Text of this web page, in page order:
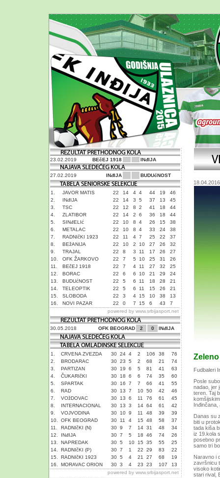
23.02.2019 BEčEJ 1918 INđIJA
27.02.2019 INđIJA BUDUćNOST
1. JAVOR MATIS 22 14 4 4 44 19
46
2.
INđIJA 22 14 3 5 37 13
45
3.
TSC 22 12 8 2 41 18
44
4.
ZLATIBOR 22 14 2 6 36 18
44
5.
SINđELIć 22 10 8 4 26 15
38
6.
METALAC 22 10 8 4 33 24
38
7.
RADNIčKI 1923 22 11 4 7 25 22
37
8.
BEžANIJA 22 10 2 10 27 26
32
9.
TRAJAL 22 8 3 11 17 26
27
10.
OFK ŽARKOVO 22 7 5 10 25 31
26
11.
BEčEJ 1918 22 7 4 11 27 32
25
12.
BORAC 22 6 6 10 21 29
24
13.
BUDUćNOST 22 5 6 11 18 28
21
14.
TELEOPTIK 22 5 6 11 15 26
21
15.
SLOBODA 22 3 4 15 10 38
13
16.
NOVI PAZAR 22 0 7 15 6 43
7
powered by www.srbijasport.net
30.05.2018 OFK BEOGRAD 2 0 INđIJA
1. CRVENA ZVEZDA 30 24 4 2 106 38
76
2.
BRODARAC 30 23 5 2 68 21
74
3.
PARTIZAN 30 19 6 5 81 41
63
4.
ČUKARIčKI 30 18 6 6 74 35
60
5.
SPARTAK 30 16 7 7 66 41
55
6.
RAD 30 13 7 10 50 42
46
7.
VOžDOVAC 30 13 6 11 76 61
45
8.
INTERNACIONAL 30 13 3 14 64 61
42
9.
VOJVODINA 30 10 9 11 48 39
39
10.
OFK BEOGRAD 30 11 4 15 48 58
37
11.
RADNIčKI (N) 30 9 7 14 31 48
34
12.
INđIJA 30 7 5 18 46 74
26
13.
NAPREDAK 30 5 10 15 35 55
25
14.
RADNIčKI (P) 30 7 1 22 29 83
22
15.
RADNIčKI 1923 30 5 4 21 27 68
19
16.
MORAVAC ORION 30 3 4 23 23 107
13
powered by www.srbijasport.net
18.04.2016
Fudbaleri
Posle
nadao, jer
teren. Taj
Inđinčana,
Danas su
biti u
tada kiša
iz 19.kola
posebno
samo tri
Naravno i
završnicu
visoko
stari rival,